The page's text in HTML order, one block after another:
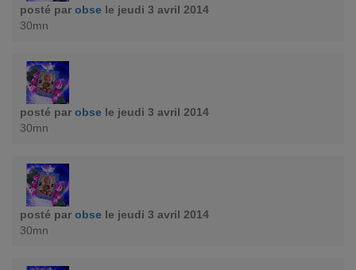
posté par obse le jeudi 3 avril 2014
30mn
posté par obse le jeudi 3 avril 2014
30mn
posté par obse le jeudi 3 avril 2014
30mn